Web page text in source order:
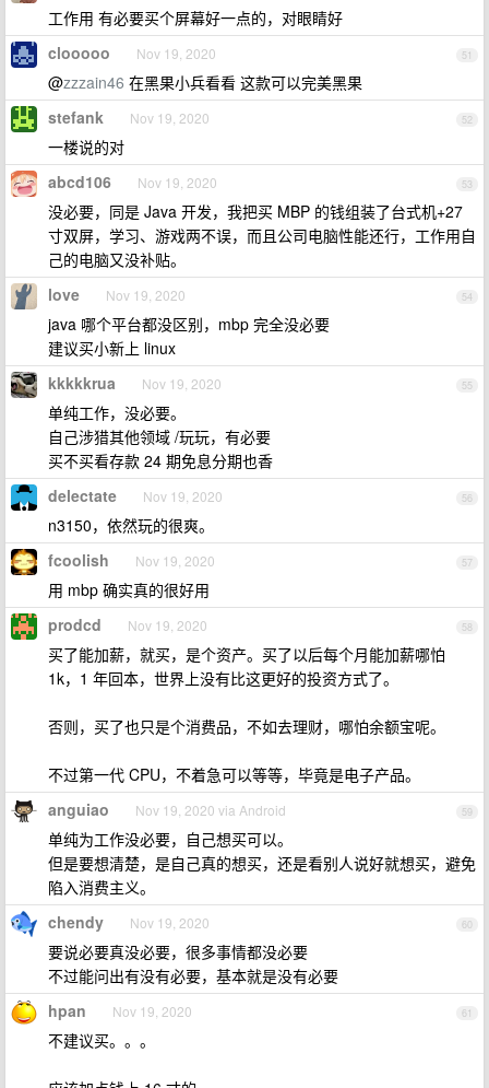
工作用 有必要买个屏幕好一点的，对眼睛好
51
clooooo Nov 19, 2020
@zzzain46 在黑果小兵看看 这款可以完美黑果
52
stefank Nov 19, 2020
一楼说的对
53
abcd106 Nov 19, 2020
没必要，同是 Java 开发，我把买 MBP 的钱组装了台式机+27
寸双屏，学习、游戏两不误，而且公司电脑性能还行，工作用自
己的电脑又没补贴。
54
love Nov 19, 2020
java 哪个平台都没区别，mbp 完全没必要
建议买小新上 linux
55
kkkkkrua Nov 19, 2020
单纯工作，没必要。
自己涉猎其他领域 /玩玩，有必要
买不买看存款 24 期免息分期也香
56
delectate Nov 19, 2020
n3150，依然玩的很爽。
57
fcoolish Nov 19, 2020
用 mbp 确实真的很好用
58
prodcd Nov 19, 2020
买了能加薪，就买，是个资产。买了以后每个月能加薪哪怕
1k，1 年回本，世界上没有比这更好的投资方式了。
否则，买了也只是个消费品，不如去理财，哪怕余额宝呢。
不过第一代 CPU，不着急可以等等，毕竟是电子产品。
59
anguiao Nov 19, 2020 via Android
单纯为工作没必要，自己想买可以。
但是要想清楚，是自己真的想买，还是看别人说好就想买，避免
陷入消费主义。
60
chendy Nov 19, 2020
要说必要真没必要，很多事情都没必要
不过能问出有没有必要，基本就是没有必要
61
hpan Nov 19, 2020
不建议买。。。